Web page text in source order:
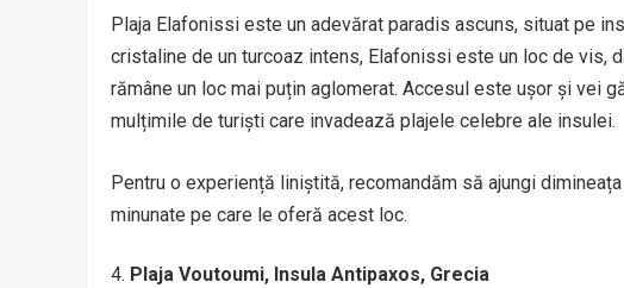
Plaja Elafonissi este un adevărat paradis ascuns, situat pe
cristaline de un turcoaz intens, Elafonissi este un loc de vis,
rămâne un loc mai puțin aglomerat. Accesul este ușor și vei
mulțimile de turiști care invadează plajele celebre ale insulei.
Pentru o experiență liniștită, recomandăm să ajungi
minunate pe care le oferă acest loc.
Plaja Voutoumi, Insula Antipaxos, Grecia